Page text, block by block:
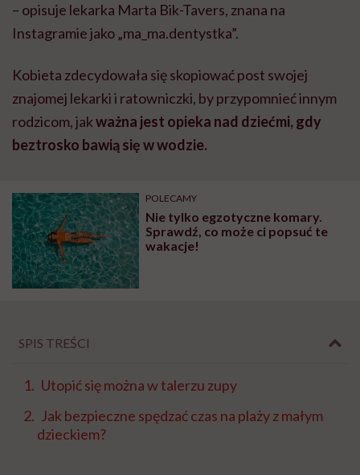
– opisuje lekarka Marta Bik-Tavers, znana na
Instagramie jako „ma_ma.dentystka”.
Kobieta zdecydowała się skopiować post swojej
znajomej lekarki i ratowniczki, by przypomnieć innym
rodzicom, jakważna jest opieka nad dziećmi, gdy
beztrosko bawią się w wodzie.
POLECAMY
Nie tylko egzotyczne komary.
Sprawdź, co może ci popsuć te
wakacje!
SPIS TREŚCI
Utopić się można w talerzu zupy
Jak bezpieczne spędzać czas na plaży z małym
dzieckiem?